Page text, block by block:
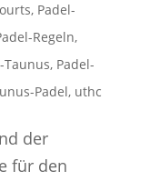
, Padel-
Regeln,
Taunus, Padel-
Padel, uthc
der
für den